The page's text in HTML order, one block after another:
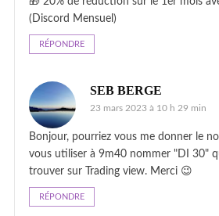
(Discord Mensuel)
RÉPONDRE
SEB BERGE
23 mars 2023 à 10 h 29 min
Bonjour, pourriez vous me donner le
vous utiliser à 9m40 nommer "DI 30"
trouver sur Trading view. Merci 😉
RÉPONDRE